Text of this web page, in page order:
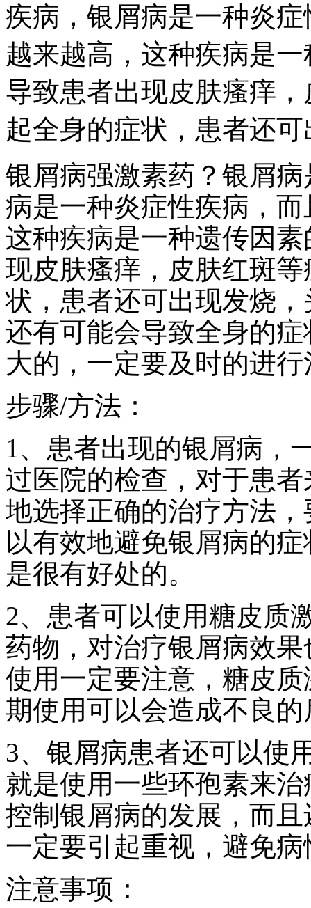
疾病，银屑病是一种炎
越来越高，这种疾病是
导致患者出现皮肤瘙痒
起全身的症状，患者还
银屑病强激素药？银屑
病是一种炎症性疾病，
这种疾病是一种遗传因
现皮肤瘙痒，皮肤红斑
状，患者还可出现发烧
还有可能会导致全身的
大的，一定要及时的进行
步骤/方法：
1、患者出现的银屑病，
过医院的检查，对于患
地选择正确的治疗方法
以有效地避免银屑病的
是很有好处的。
2、患者可以使用糖皮质
药物，对治疗银屑病效
使用一定要注意，糖皮
期使用可以会造成不良
3、银屑病患者还可以使
就是使用一些环孢素来
控制银屑病的发展，而
一定要引起重视，避免
注意事项：